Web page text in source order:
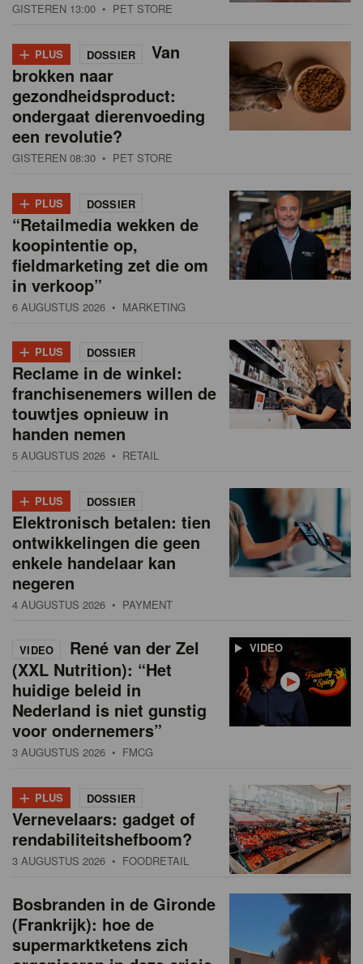
GISTEREN 13:00 • PET STORE
+ PLUS DOSSIER
Van
brokken naar
gezondheidsproduct:
ondergaat dierenvoeding
een revolutie?
GISTEREN 08:30 • PET STORE
+ PLUS DOSSIER
“Retailmedia wekken de
koopintentie op,
fieldmarketing zet die om
in verkoop”
6 AUGUSTUS 2026 • MARKETING
+ PLUS DOSSIER
Reclame in de winkel:
franchisenemers willen de
touwtjes opnieuw in
handen nemen
5 AUGUSTUS 2026 • RETAIL
+ PLUS DOSSIER
Elektronisch betalen: tien
ontwikkelingen die geen
enkele handelaar kan
negeren
4 AUGUSTUS 2026 • PAYMENT
VIDEO
VIDEO
René van der Zel
(XXL Nutrition): “Het
huidige beleid in
Nederland is niet gunstig
voor ondernemers”
3 AUGUSTUS 2026 • FMCG
+ PLUS DOSSIER
Vernevelaars: gadget of
rendabiliteitshefboom?
3 AUGUSTUS 2026 • FOODRETAIL
Bosbranden in de Gironde
(Frankrijk): hoe de
supermarktketens zich